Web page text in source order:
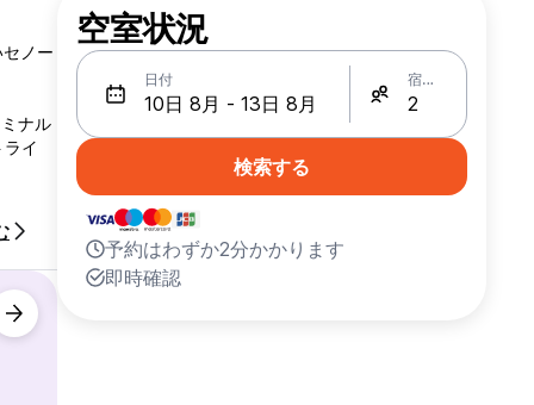
ノー
ナル
イ
空室状況
日付 宿泊人数
検索する
予約はわずか2分かかります
即時確認